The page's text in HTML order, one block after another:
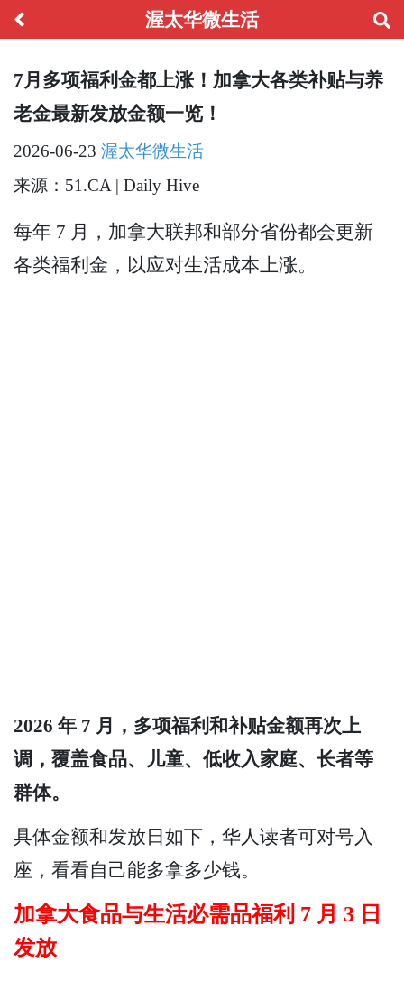
渥太华微生活
7月多项福利金都上涨！加拿大各类补贴与养
老金最新发放金额一览！
2026-06-23 渥太华微生活
来源：51.CA | Daily Hive
每年 7 月，加拿大联邦和部分省份都会更新
各类福利金，以应对生活成本上涨。
2026 年 7 月，多项福利和补贴金额再次上
调，覆盖食品、儿童、低收入家庭、长者等
群体。
具体金额和发放日如下，华人读者可对号入
座，看看自己能多拿多少钱。
加拿大食品与生活必需品福利 7 月 3 日
发放